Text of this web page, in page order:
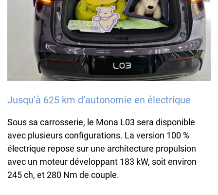
Jusqu’à 625 km d’autonomie en électrique
Sous sa carrosserie, le Mona L03 sera disponible
avec plusieurs configurations. La version 100 %
électrique repose sur une architecture propulsion
avec un moteur développant 183 kW, soit environ
245 ch, et 280 Nm de couple.